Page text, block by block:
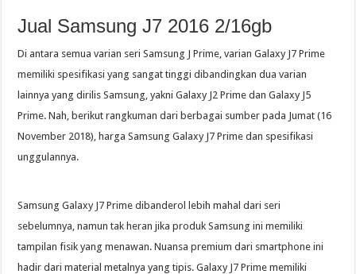
Jual Samsung J7 2016 2/16gb
Di antara semua varian seri Samsung J Prime, varian Galaxy J7 Prime
memiliki spesifikasi yang sangat tinggi dibandingkan dua varian
lainnya yang dirilis Samsung, yakni Galaxy J2 Prime dan Galaxy J5
Prime. Nah, berikut rangkuman dari berbagai sumber pada Jumat (16
November 2018), harga Samsung Galaxy J7 Prime dan spesifikasi
unggulannya.
Samsung Galaxy J7 Prime dibanderol lebih mahal dari seri
sebelumnya, namun tak heran jika produk Samsung ini memiliki
tampilan fisik yang menawan. Nuansa premium dari smartphone ini
hadir dari material metalnya yang tipis. Galaxy J7 Prime memiliki